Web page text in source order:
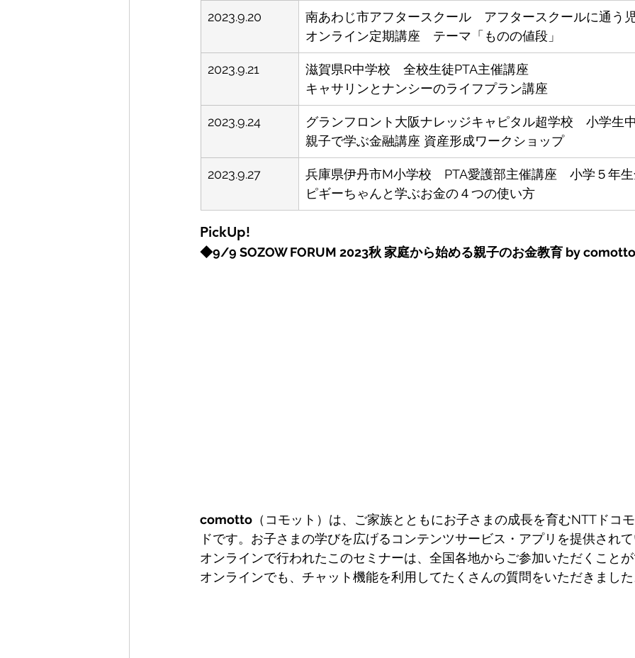
2023.9.20
南あわじ市アフタースクール　アフタースクールに通う
オンライン定期講座　テーマ「ものの値段」
2023.9.21
滋賀県R中学校　全校生徒PTA主催講座
キャサリンとナンシーのライフプラン講座
2023.9.24
グランフロント大阪ナレッジキャピタル超学校　小学生
親子で学ぶ金融講座 資産形成ワークショップ
2023.9.27
兵庫県伊丹市M小学校　PTA愛護部主催講座　小学５年
ピギーちゃんと学ぶお金の４つの使い方
PickUp!
◆9/9 SOZOW FORUM 2023秋 家庭から始める親子のお金教育 by comotto
comotto （コモット）は、ご家族とともにお子さまの成長を育むNTTドコ
ドです。お子さまの学びを広げるコンテンツサービス・アプリを提供され
オンラインで行われたこのセミナーは、全国各地からご参加いただくこと
オンラインでも、チャット機能を利用してたくさんの質問をいただきまし